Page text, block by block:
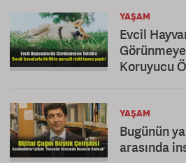
YAŞAM
Evcil
Koruyucu
YAŞAM
Bugünün
arasında